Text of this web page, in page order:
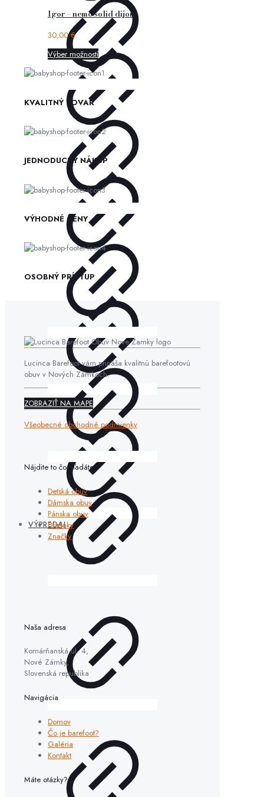
Igor – nemo solid dijon
30,00€
Výber možností
KVALITNÝ TOVAR
JEDNODUCHÝ NÁKUP
VÝHODNÉ CENY
OSOBNÝ PRÍSTUP
Lucinca Barefoot vám prináša kvalitnú barefootovú
obuv v Nových Zámkoch.
ZOBRAZIŤ NA MAPE
Všeobecné obchodné podmienky
Nájdite to čo hľadáte
Detská obuv
Dámska obuv
Pánska obuv
Doplnky
Značky
Naša adresa
Komárňanská ul. 4,
Nové Zámky,
Slovenská republika
Navigácia
Domov
Čo je barefoot?
Galéria
Kontakt
Máte otázky?